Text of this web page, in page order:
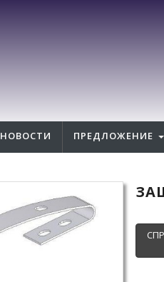
НОВОСТИ ПРЕДЛОЖЕНИЕ